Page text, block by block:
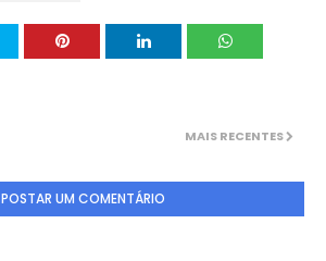
MAIS RECENTES
POSTAR UM COMENTÁRIO